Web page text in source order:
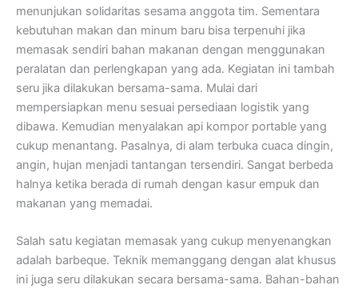
menunjukan solidaritas sesama anggota tim. Sementara
kebutuhan makan dan minum baru bisa terpenuhi jika
memasak sendiri bahan makanan dengan menggunakan
peralatan dan perlengkapan yang ada. Kegiatan ini tambah
seru jika dilakukan bersama-sama. Mulai dari
mempersiapkan menu sesuai persediaan logistik yang
dibawa. Kemudian menyalakan api kompor portable yang
cukup menantang. Pasalnya, di alam terbuka cuaca dingin,
angin, hujan menjadi tantangan tersendiri. Sangat berbeda
halnya ketika berada di rumah dengan kasur empuk dan
makanan yang memadai.
Salah satu kegiatan memasak yang cukup menyenangkan
adalah barbeque. Teknik memanggang dengan alat khusus
ini juga seru dilakukan secara bersama-sama. Bahan-bahan